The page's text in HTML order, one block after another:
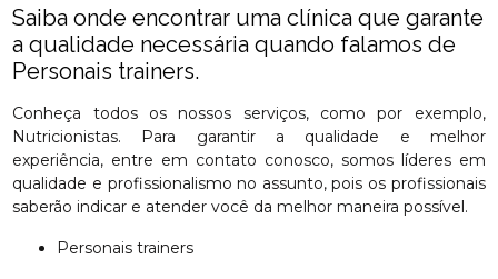
Saiba onde encontrar uma clínica que garante
a qualidade necessária quando falamos de
Personais trainers.
Conheça todos os nossos serviços, como por exemplo,
Nutricionistas. Para garantir a qualidade e melhor
experiência, entre em contato conosco, somos líderes em
qualidade e profissionalismo no assunto, pois os profissionais
saberão indicar e atender você da melhor maneira possível.
Personais trainers